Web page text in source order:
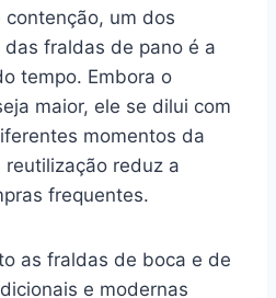
um dos
fraldas de pano é a
tempo. Embora o
maior, ele se dilui com
momentos da
reduz a
frequentes.
as fraldas de boca e de
e modernas